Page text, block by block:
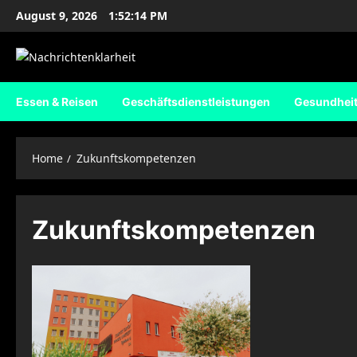
Skip
content
August 9, 2026 1:52:14 PM
Essen & Reisen Geschäftsdienstleistungen Gesundheit
Home Zukunftskompetenzen
Zukunftskompetenzen